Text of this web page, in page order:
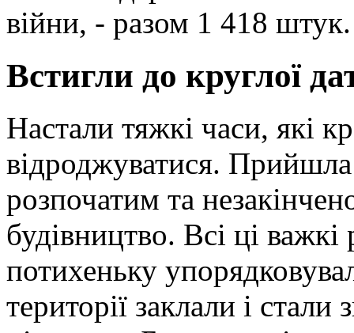
війни, - разом 1 418 штук.
Встигли до круглої
Настали тяжкі часи, які
відроджуватися. Прийшла
розпочатим та
будівництво. Всі ці
потихеньку
території заклали і